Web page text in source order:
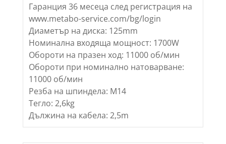
Гаранция 36 месеца след регистрация на
www.metabo-service.com/bg/login
Диаметър на диска: 125mm
Номинална входяща мощност: 1700W
Обороти на празен ход: 11000 об/мин
Обороти при номинално натоварване:
11000 об/мин
Резба на шпиндела: M14
Тегло: 2,6kg
Дължина на кабела: 2,5m